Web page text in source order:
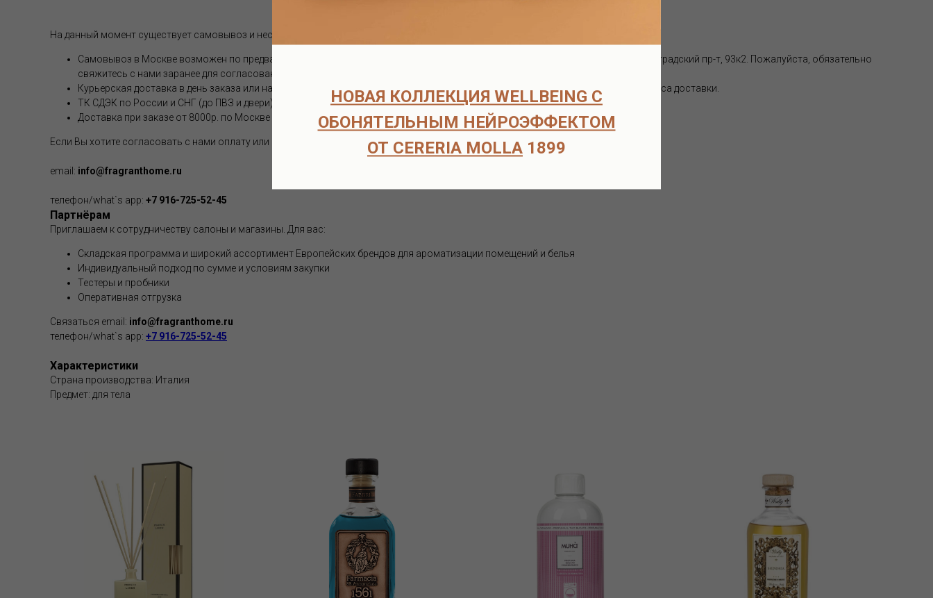
НОВАЯ КОЛЛЕКЦИЯ WELLBEING С
ОБОНЯТЕЛЬНЫМ НЕЙРОЭФФЕКТОМ
ОТ CERERIA MOLLA 1899
На данный момент существует самовывоз и несколько способов доставки:
Самовывоз в Москве возможен по предварительной договоренности по тел.+7-916-725-52-45 по адресу : м.Кузьминки, Волгоградский пр-т, 93к2. Пожалуйста, обязательно
свяжитесь с нами заранее для согласования.
Курьерская доставка в день заказа или на следующий день по Москве службой Достависта - 500-700р, в зависимости от адреса доставки.
ТК СДЭК по России и СНГ (до ПВЗ и двери). Стоимость доставки 300-700р, в зависимости от объёма и адреса доставки
Доставка при заказе от 8000р. по Москве и РФ бесплатно
Если Вы хотите согласовать с нами оплату или способ доставки , свяжитесь с нами любым удобным способом:
email: info@fragranthome.ru
телефон/what`s app: +7 916-725-52-45
Партнёрам
Приглашаем к сотрудничеству салоны и магазины. Для вас:
Складская программа и широкий ассортимент Европейских брендов для ароматизации помещений и белья
Индивидуальный подход по сумме и условиям закупки
Тестеры и пробники
Оперативная отгрузка
Связаться email: info@fragranthome.ru
телефон/what`s app: +7 916-725-52-45
Характеристики
Страна производства: Италия
Предмет: для тела